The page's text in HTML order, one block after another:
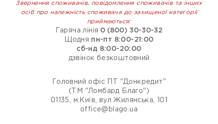
Звернення споживачів, повідомлення споживачів та інших
осіб про належність споживача до захищеної категорії
приймаються:
Гаряча лінія 0 (800) 30-30-32
Щодня пн-пт 8:00-21:00
сб-нд 8:00-20:00
дзвінок безкоштовний
Головний офіс ПТ "Донкредит"
(ТМ "Ломбард Благо")
01135, м.Київ, вул Жилянська, 101
office@blago.ua